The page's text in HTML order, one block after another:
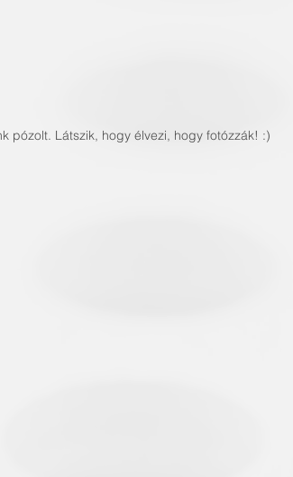
pózolt. Látszik, hogy élvezi, hogy fotózzák! :)